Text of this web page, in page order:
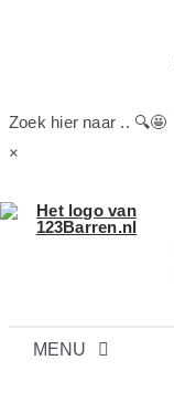
Zoek hier naar .. 🔍🤩
×
MENU